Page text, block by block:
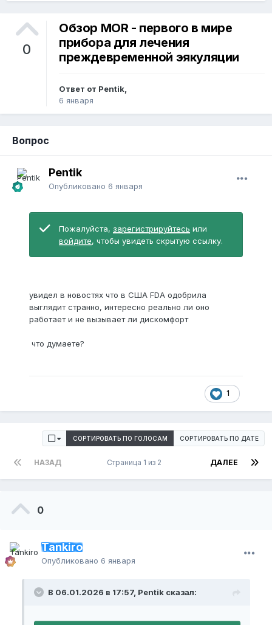
0
Обзор MOR - первого в мире
прибора для лечения
преждевременной эякуляции
Ответ от Pentik,
6 января
Вопрос
Pentik
Опубликовано 6 января
Пожалуйста, зарегистрируйтесь или
войдите, чтобы увидеть скрытую ссылку.
увидел в новостях что в США FDA одобрила
выглядит странно, интересно реально ли оно
работает и не вызывает ли дискомфорт
что думаете?
1
СОРТИРОВАТЬ ПО ГОЛОСАМ СОРТИРОВАТЬ ПО ДАТЕ
НАЗАД ДАЛЕЕ
Страница 1 из 2
0
Tankiro
Опубликовано 6 января
В 06.01.2026 в 17:57, Pentik сказал: